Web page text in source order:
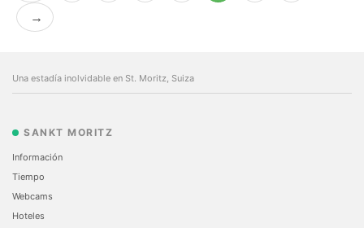
Una estadía inolvidable en St. Moritz, Suiza
SANKT MORITZ
Información
Tiempo
Webcams
Hoteles